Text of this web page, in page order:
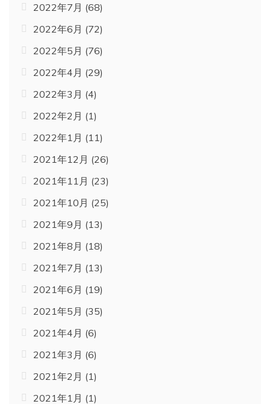
2022年7月 (68)
2022年6月 (72)
2022年5月 (76)
2022年4月 (29)
2022年3月 (4)
2022年2月 (1)
2022年1月 (11)
2021年12月 (26)
2021年11月 (23)
2021年10月 (25)
2021年9月 (13)
2021年8月 (18)
2021年7月 (13)
2021年6月 (19)
2021年5月 (35)
2021年4月 (6)
2021年3月 (6)
2021年2月 (1)
2021年1月 (1)